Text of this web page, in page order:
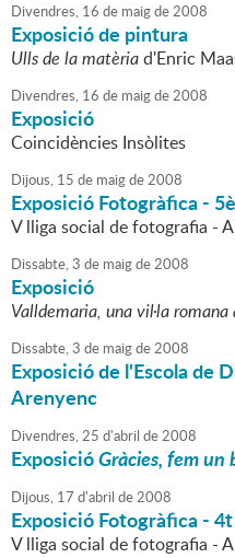
Divendres, 16 de maigde2008
Exposició de pintura
Ulls de la matèriad'Enric
Divendres, 16 de maigde2008
Exposició
Coincidències Insòlites
Dijous, 15 de maigde2008
Exposició Fotogràfica -
V lliga social de fotografia -
Dissabte,3 de maigde2008
Exposició
Valldemaria, una vil·la
Dissabte,3 de maigde2008
Exposició de l'Escola de
Arenyenc
Divendres,25 d'abril de2008
ExposicióGràcies, fem un
Dijous, 17 d'abril de2008
Exposició Fotogràfica -
V lliga social de fotografia -